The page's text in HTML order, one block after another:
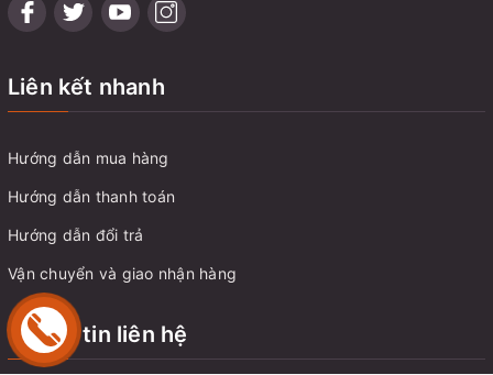
Liên kết nhanh
Hướng dẫn mua hàng
Hướng dẫn thanh toán
Hướng dẫn đổi trả
Vận chuyển và giao nhận hàng
Thông tin liên hệ